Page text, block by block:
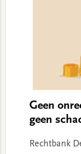
Geen
geen
Rechtbank